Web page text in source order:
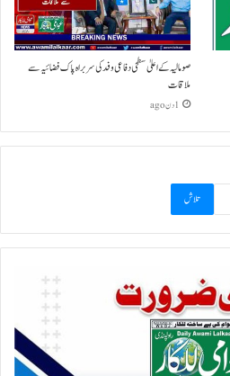
صومالیہ کے اعلیٰ سطحی دفاعی وفد کی سربراہ پاک فضائیہ سے
ملاقات
1 دن ago
تلاش